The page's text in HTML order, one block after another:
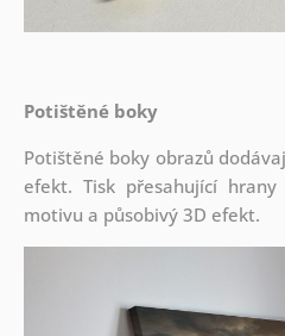
Potištěné boky
Potištěné boky obrazů
efekt. Tisk přesahující
motivu a působivý 3D efekt.